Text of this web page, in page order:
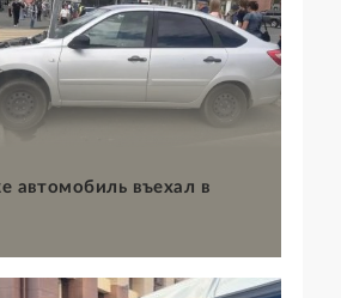
автомобиль въехал в